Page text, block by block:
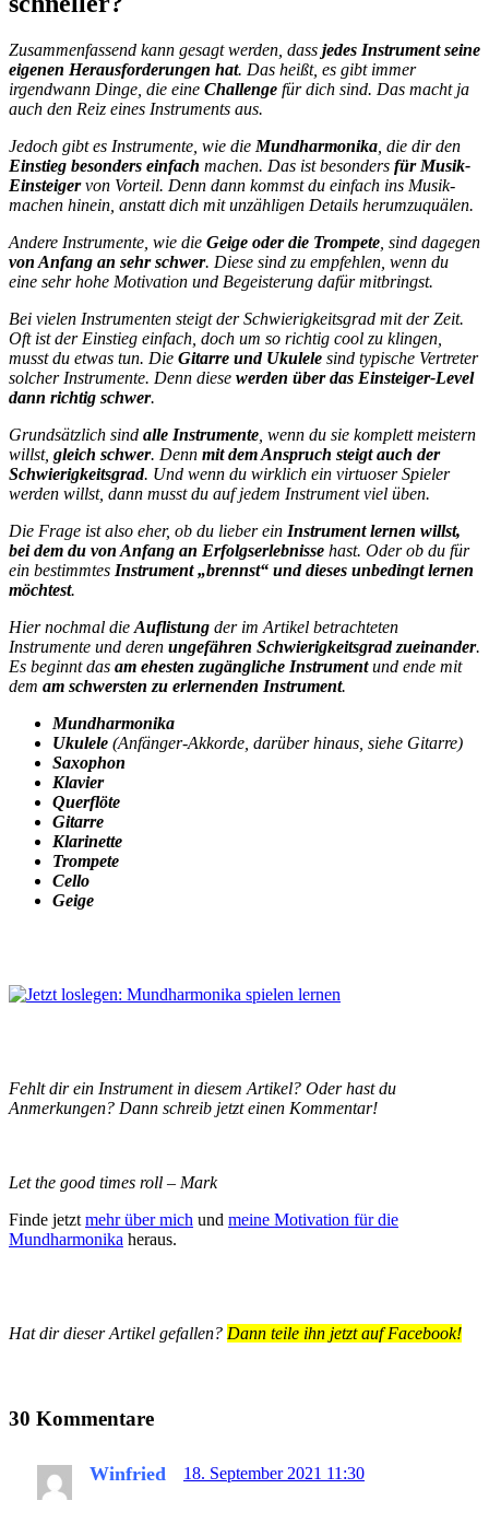
Zusammenfassend kann gesagt werden, dass jedes Instrument seine
eigenen Herausforderungen hat. Das heißt, es gibt immer
irgendwann Dinge, die eine Challenge für dich sind. Das macht ja
auch den Reiz eines Instruments aus.
Jedoch gibt es Instrumente, wie die Mundharmonika , die dir den
Einstieg besonders einfach machen. Das ist besonders für Musik-
Einsteigervon Vorteil. Denn dann kommst du einfach ins Musik-
machen hinein, anstatt dich mit unzähligen Details herumzuquälen.
Andere Instrumente, wie die Geige oder die Trompete , sind dagegen
von Anfang an sehr schwer. Diese sind zu empfehlen, wenn du
eine sehr hohe Motivation und Begeisterung dafür mitbringst.
Bei vielen Instrumenten steigt der Schwierigkeitsgrad mit der Zeit.
Oft ist der Einstieg einfach, doch um so richtig cool zu klingen,
musst du etwas tun. Die Gitarre und Ukulele sind typische Vertreter
solcher Instrumente. Denn diese werden über das Einsteiger-Level
dann richtig schwer.
Grundsätzlich sind alle Instrumente , wenn du sie komplett meistern
willst, gleich schwer. Denn mit dem Anspruch steigt auch der
Schwierigkeitsgrad. Und wenn du wirklich ein virtuoser Spieler
werden willst, dann musst du auf jedem Instrument viel üben.
Die Frage ist also eher, ob du lieber ein Instrument lernen willst,
bei dem du von Anfang an Erfolgserlebnisse hast. Oder ob du für
ein bestimmtes Instrument „brennst“ und dieses unbedingt lernen
möchtest.
Hier nochmal die Auflistung der im Artikel betrachteten
Instrumente und deren ungefähren Schwierigkeitsgrad zueinander.
Es beginnt das am ehesten zugängliche Instrumentund ende mit
dem am schwersten zu erlernenden Instrument.
Mundharmonika
Ukulele (Anfänger-Akkorde, darüber hinaus, siehe Gitarre)
Saxophon
Klavier
Querflöte
Gitarre
Klarinette
Trompete
Cello
Geige
Fehlt dir ein Instrument in diesem Artikel? Oder hast du
Anmerkungen? Dann schreib jetzt einen Kommentar!
Let the good times roll – Mark
Finde jetzt mehr über mich und meine Motivation für die
Mundharmonika heraus.
Hat dir dieser Artikel gefallen? Dann teile ihn jetzt auf Facebook!
30 Kommentare
Winfried 18. September 2021 11:30